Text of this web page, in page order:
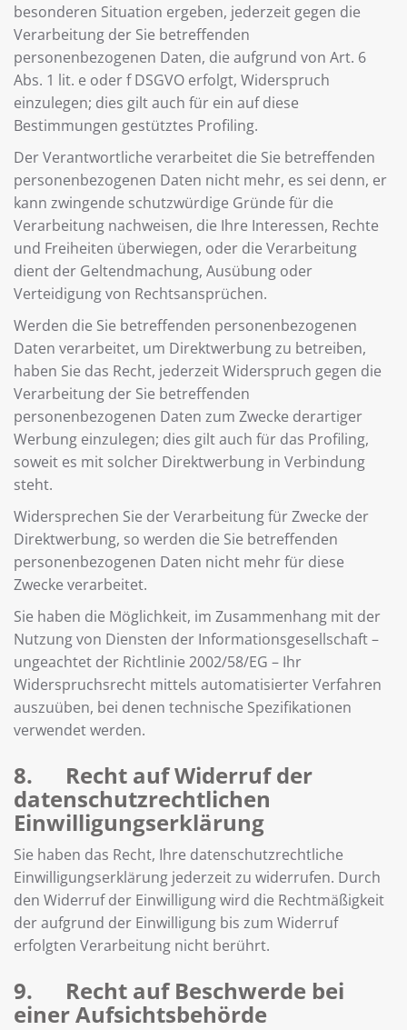
besonderen Situation ergeben, jederzeit gegen die
Verarbeitung der Sie betreffenden
personenbezogenen Daten, die aufgrund von Art. 6
Abs. 1 lit. e oder f DSGVO erfolgt, Widerspruch
einzulegen; dies gilt auch für ein auf diese
Bestimmungen gestütztes Profiling.
Der Verantwortliche verarbeitet die Sie betreffenden
personenbezogenen Daten nicht mehr, es sei denn, er
kann zwingende schutzwürdige Gründe für die
Verarbeitung nachweisen, die Ihre Interessen, Rechte
und Freiheiten überwiegen, oder die Verarbeitung
dient der Geltendmachung, Ausübung oder
Verteidigung von Rechtsansprüchen.
Werden die Sie betreffenden personenbezogenen
Daten verarbeitet, um Direktwerbung zu betreiben,
haben Sie das Recht, jederzeit Widerspruch gegen die
Verarbeitung der Sie betreffenden
personenbezogenen Daten zum Zwecke derartiger
Werbung einzulegen; dies gilt auch für das Profiling,
soweit es mit solcher Direktwerbung in Verbindung
steht.
Widersprechen Sie der Verarbeitung für Zwecke der
Direktwerbung, so werden die Sie betreffenden
personenbezogenen Daten nicht mehr für diese
Zwecke verarbeitet.
Sie haben die Möglichkeit, im Zusammenhang mit der
Nutzung von Diensten der Informationsgesellschaft –
ungeachtet der Richtlinie 2002/58/EG – Ihr
Widerspruchsrecht mittels automatisierter Verfahren
auszuüben, bei denen technische Spezifikationen
verwendet werden.
8. Recht auf Widerruf der
datenschutzrechtlichen
Einwilligungserklärung
Sie haben das Recht, Ihre datenschutzrechtliche
Einwilligungserklärung jederzeit zu widerrufen. Durch
den Widerruf der Einwilligung wird die Rechtmäßigkeit
der aufgrund der Einwilligung bis zum Widerruf
erfolgten Verarbeitung nicht berührt.
9. Recht auf Beschwerde bei
einer Aufsichtsbehörde